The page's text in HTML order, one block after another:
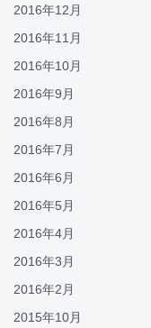
2016年12月
2016年11月
2016年10月
2016年9月
2016年8月
2016年7月
2016年6月
2016年5月
2016年4月
2016年3月
2016年2月
2015年10月